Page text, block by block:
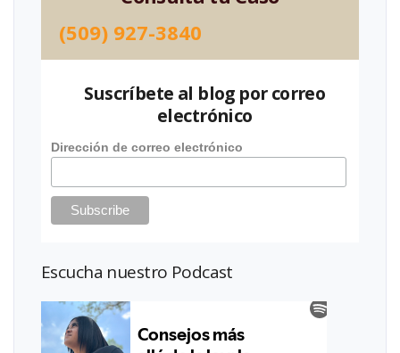
(509) 927-3840
Suscríbete al blog por correo
electrónico
Dirección de correo electrónico
Escucha nuestro Podcast